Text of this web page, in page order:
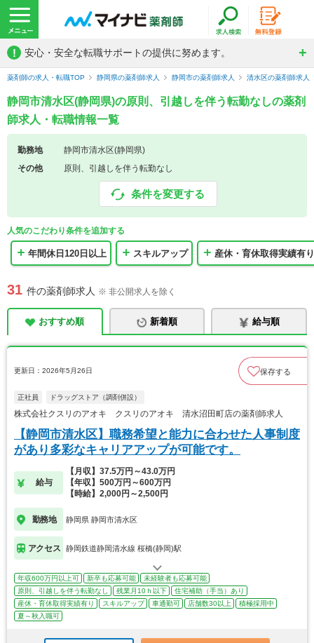
! 安心・安全な転職サポートの提供に努めます。
薬剤師の求人・転職TOP 静岡県の薬剤師求人 静岡市の薬剤師求人 清水区の薬剤師求人
静岡市清水区(静岡県)の原則、引越しを伴う転勤なしの薬剤
師求人・転職情報一覧
勤務地
静岡市清水区(静岡県)
その他
原則、引越しを伴う転勤なし
条件を変更する
人気のこだわり条件を追加する
年間休日120日以上 スキルアップ 産休・育休取得実績有り
31 件の薬剤師求人 ※ 非公開求人を除く
おすすめ順 新着順 給与順
更新日：2026年5月26日 保存する
正社員 ドラッグストア（調剤併設）
株式会社クスリのアオキ クスリのアオキ 清水沼田町店の薬剤師求人
【静岡市清水区】職務希望と能力に合わせた人事制度
があり多彩なキャリアアップが可能です。
給与
【月収】37.5万円～43.0万円
【年収】500万円～600万円
【時給】2,000円～2,500円
勤務地 静岡県 静岡市清水区
アクセス 静岡鉄道静岡清水線 桜橋(静岡)駅
年収600万円以上可 新卒も応募可能
未経験者も応募可能
原則、引越しを伴う転勤なし
残業月10ｈ以下
住宅補助（手当）あり
産休・育休取得実績有り
スキルアップ 車通勤可 店舗数30以上
積極採用中
夏～秋入職可